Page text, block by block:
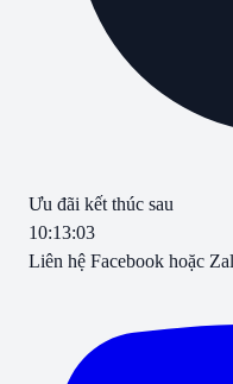
Ưu đãi kết thúc sau
10:13:03
Liên hệ Facebook hoặc